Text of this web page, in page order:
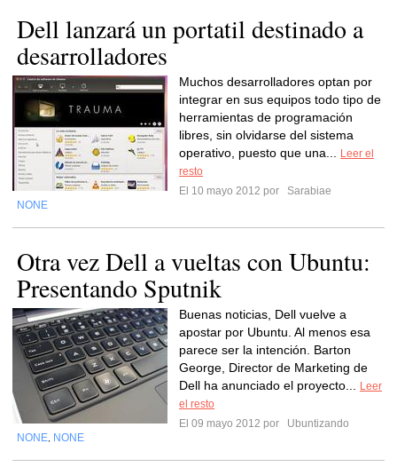
Dell lanzará un portatil destinado a
desarrolladores
Muchos desarrolladores optan por
integrar en sus equipos todo tipo de
herramientas de programación
libres, sin olvidarse del sistema
operativo, puesto que una...
Leer el
resto
El 10 mayo 2012 por
Sarabiae
NONE
Otra vez Dell a vueltas con Ubuntu:
Presentando Sputnik
Buenas noticias, Dell vuelve a
apostar por Ubuntu. Al menos esa
parece ser la intención. Barton
George, Director de Marketing de
Dell ha anunciado el proyecto...
Leer
el resto
El 09 mayo 2012 por
Ubuntizando
NONE NONE